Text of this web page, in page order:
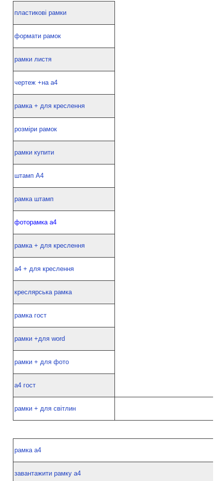
пластикові рамки
формати рамок
рамки листя
чертеж +на а4
рамка + для креслення
розміри рамок
рамки купити
штамп А4
рамка штамп
фоторамка а4
рамка + для креслення
а4 + для креслення
креслярська рамка
рамка гост
рамки +для word
рамки + для фото
а4 гост
рамки + для світлин
рамка а4
завантажити рамку а4